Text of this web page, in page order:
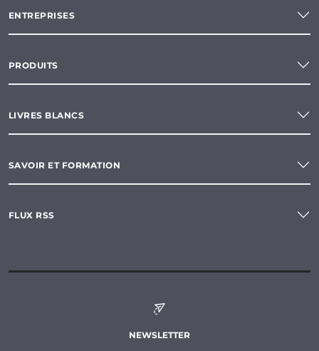
ENTREPRISES
PRODUITS
LIVRES BLANCS
SAVOIR ET FORMATION
FLUX RSS
NEWSLETTER